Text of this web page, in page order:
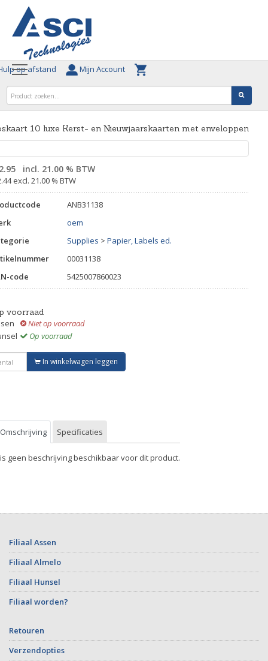
op afstand Mijn Account
10 luxe Kerst- en Nieuwjaarskaarten met enveloppen
incl. 21.00 % BTW
excl. 21.00 % BTW
ANB31138
oem
Supplies > Papier, Labels ed.
00031138
code
5425007860023
voorraad
Niet op voorraad
Op voorraad
In winkelwagen leggen
Omschrijving Specificaties
geen beschrijving beschikbaar voor dit product.
Filiaal Assen
Filiaal Almelo
Filiaal Hunsel
Filiaal worden?
Retouren
Verzendopties